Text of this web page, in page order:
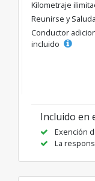
Kilometraje
Reunirse y
Conductor
incluido
Incluido en
Exención
La